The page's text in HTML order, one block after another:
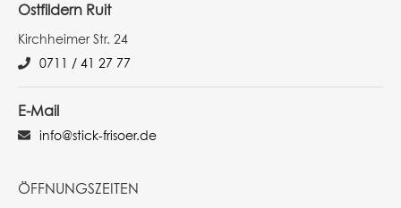
Ostfildern Ruit
Kirchheimer Str. 24
0711 / 41 27 77
E-Mail
info@stick-frisoer.de
ÖFFNUNGSZEITEN